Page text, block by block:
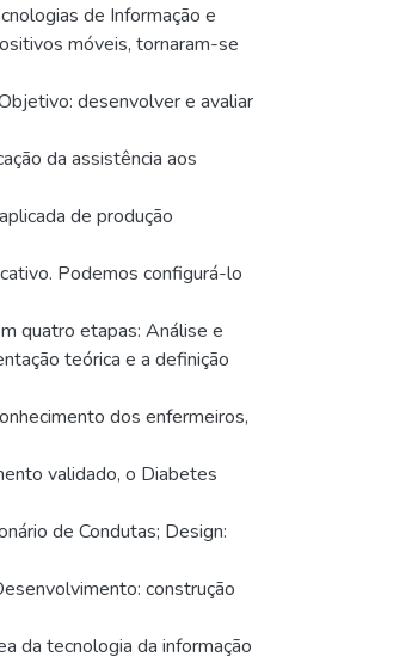
de Informação e
móveis, tornaram-se
desenvolver e avaliar
da assistência aos
de produção
Podemos configurá-lo
quatro etapas: Análise e
teórica e a definição
dos enfermeiros,
validado, o Diabetes
de Condutas; Design:
construção
da tecnologia da informação